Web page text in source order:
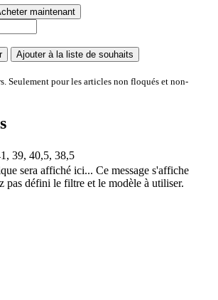
maintenant
Ajouter à la liste de souhaits
Seulement pour les articles non floqués et non-
, 39, 40,5, 38,5
sera affiché ici... Ce message s'affiche
pas défini le filtre et le modèle à utiliser.